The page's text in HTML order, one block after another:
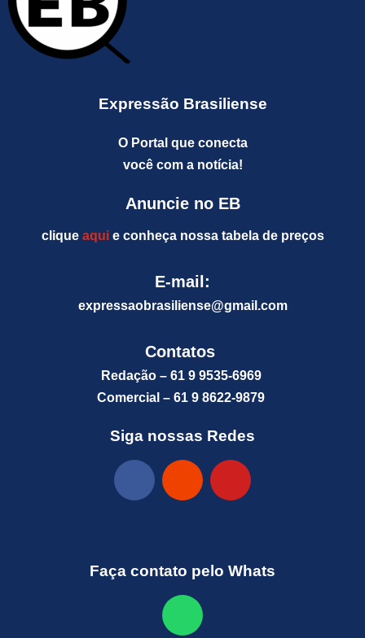
Expressão Brasiliense
O Portal que conecta
você com a notícia!
Anuncie no EB
clique aquie conheça nossa tabela de preços
E-mail:
expressaobrasiliense@gmail.com
Contatos
Redação – 61 9 9535-6969
Comercial – 61 9 8622-9879
Siga nossas Redes
Faça contato pelo Whats